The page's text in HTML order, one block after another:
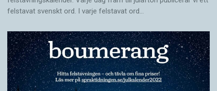
felstavat svenskt ord. I varje felstavat ord…